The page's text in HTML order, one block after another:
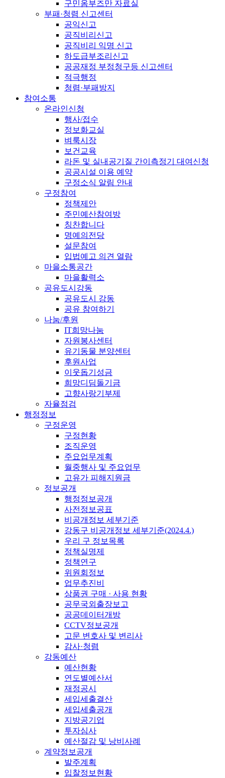
구민옴부즈만 자료실
부패·청렴 신고센터
공익신고
공직비리신고
공직비리 익명 신고
하도급부조리신고
공공재정 부정청구등 신고센터
적극행정
청렴·부패방지
참여소통
온라인신청
행사/접수
정보화교실
벼룩시장
보건교육
라돈 및 실내공기질 간이측정기 대여신청
공공시설 이용 예약
구정소식 알림 안내
구정참여
정책제안
주민예산참여방
칭찬합니다
명예의전당
설문참여
입법예고 의견 열람
마을소통공간
마을활력소
공유도시강동
공유도시 강동
공유 참여하기
나눔/후원
IT희망나눔
자원봉사센터
유기동물 분양센터
후원사업
이웃돕기성금
희망디딤돌기금
고향사랑기부제
자율점검
행정정보
구정운영
구정현황
조직운영
주요업무계획
월중행사 및 주요업무
고유가 피해지원금
정보공개
행정정보공개
사전정보공표
비공개정보 세부기준
강동구 비공개정보 세부기준(2024.4.)
우리 구 정보목록
정책실명제
정책연구
위원회정보
업무추진비
상품권 구매 · 사용 현황
공무국외출장보고
공공데이터개방
CCTV정보공개
고문 변호사 및 변리사
감사·청렴
강동예산
예산현황
연도별예산서
재정공시
세입세출결산
세입세출공개
지방공기업
투자심사
예산절감 및 낭비사례
계약정보공개
발주계획
입찰정보현황